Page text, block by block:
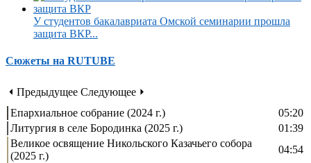
У студентов бакалавриата Омской семинарии прошла
защита ВКР...
Сюжеты на RUTUBE
⏴ Предыдущее Следующее ⏵
Епархиальное собрание (2024 г.)
05:20
Литургия в селе Бородинка (2025 г.)
01:39
Великое освящение Никольского Казачьего собора
(2025 г.)
04:54